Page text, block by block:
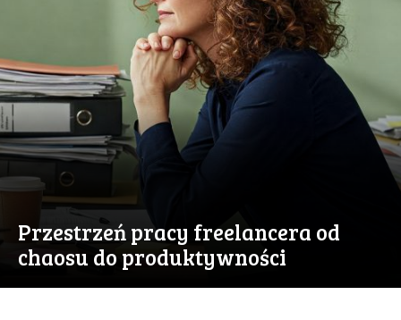
Przestrzeń pracy freelancera od
chaosu do produktywności